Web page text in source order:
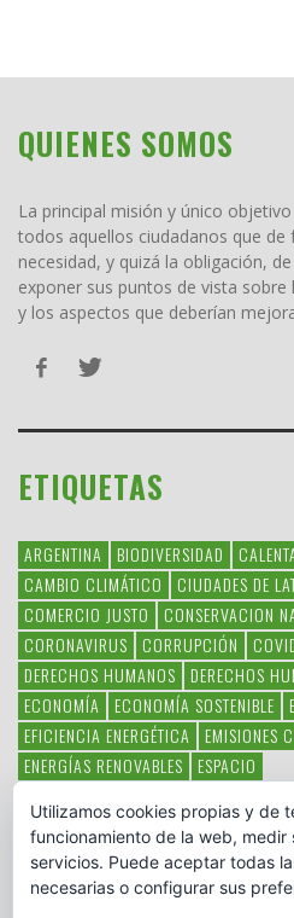
QUIENES SOMOS
La principal misión y único
todos aquellos ciudadanos que
necesidad, y quizá la obligación,
exponer sus puntos de vista
y los aspectos que deberían
ETIQUETAS
ARGENTINA BIODIVERSIDAD
CAMBIO CLIMÁTICO
CIUDADES DE
COMERCIO JUSTO
CONSERVACION
CORONAVIRUS
CORRUPCIÓN
DERECHOS HUMANOS
DERECHOS
ECONOMÍA
ECONOMÍA SOSTENIBLE
EFICIENCIA ENERGÉTICA
EMISIONES
ENERGÍAS RENOVABLES
ESPACIO
HAMBRE LATINOAMÉRICA MEDIO
OBJETIVOS DEL MILENIO
ONGS PAZ
PUEBLOS INDÍGENAS RSC RSE
Utilizamos cookies propias y de
funcionamiento de la web, medir
servicios. Puede aceptar todas
necesarias o configurar sus